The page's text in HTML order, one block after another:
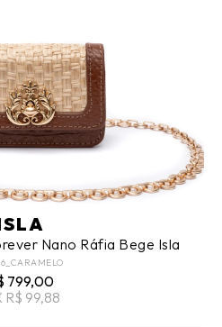
Nano Ráfia Bege Isla
799,00
R$ 99,88